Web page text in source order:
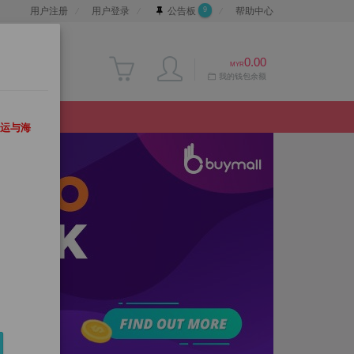
用户注册 用户登录 公告板 9 帮助中心
MYR0.00
我的钱包余额
与海